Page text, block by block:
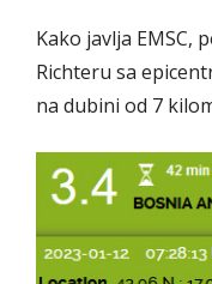
Kako javlja EMSC,
Richteru sa
na dubini od 7